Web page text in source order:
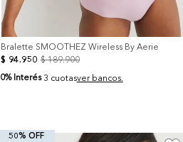
Bralette SMOOTHEZ Wireless By Aerie
$ 94.950 $ 189.900
0% Interés 3 cuotasver bancos.
50% OFF